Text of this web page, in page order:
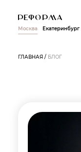
Москва Екатеринбург
ГЛАВНАЯ БЛОГ